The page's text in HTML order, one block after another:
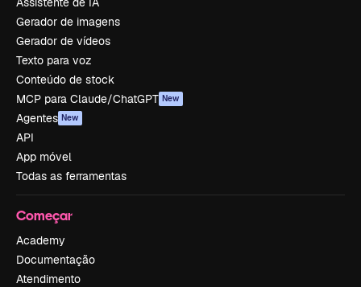
Gerador de imagens
Gerador de vídeos
Texto para voz
Conteúdo de stock
MCP para Claude/ChatGPT New
Agentes New
API
App móvel
Todas as ferramentas
Começar
Academy
Documentação
Atendimento